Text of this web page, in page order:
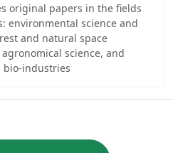
original papers in the fields
environmental science and
and natural space
science, and
bio-industries